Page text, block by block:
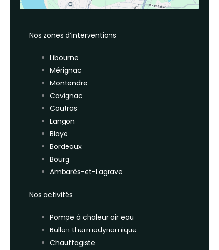
Nos zones d’interventions
Libourne
Mérignac
Montendre
Cavignac
Coutras
Langon
Blaye
Bordeaux
Bourg
Ambarès-et-Lagrave
Nos activités
Pompe à chaleur air eau
Ballon thermodynamique
Chauffagiste